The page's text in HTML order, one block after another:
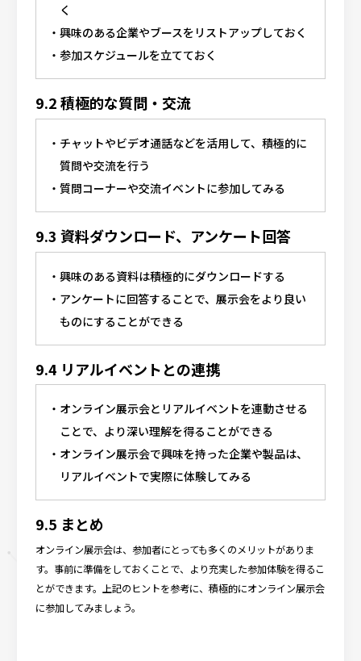
く
興味のある企業やブースをリストアップしておく
参加スケジュールを立てておく
9.2 積極的な質問・交流
チャットやビデオ通話などを活用して、積極的に
質問や交流を行う
質問コーナーや交流イベントに参加してみる
9.3 資料ダウンロード、アンケート回答
興味のある資料は積極的にダウンロードする
アンケートに回答することで、展示会をより良い
ものにすることができる
9.4 リアルイベントとの連携
オンライン展示会とリアルイベントを連動させる
ことで、より深い理解を得ることができる
オンライン展示会で興味を持った企業や製品は、
リアルイベントで実際に体験してみる
9.5 まとめ
オンライン展示会は、参加者にとっても多くのメリットがありま
す。事前に準備をしておくことで、より充実した参加体験を得るこ
とができます。上記のヒントを参考に、積極的にオンライン展示会
に参加してみましょう。